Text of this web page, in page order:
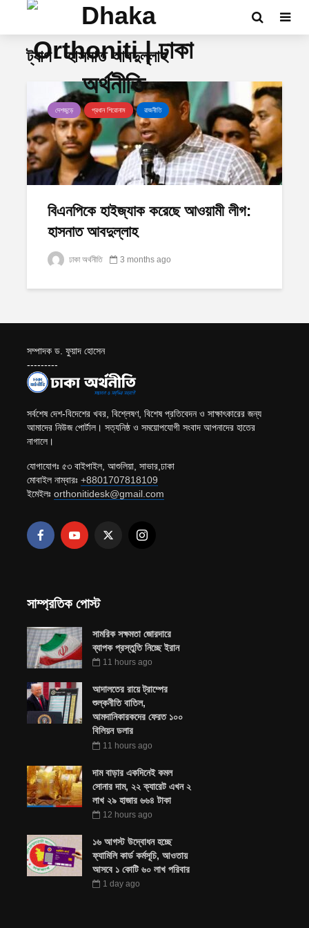
ট্যাগ - হাসনাত আবদুল্লাহ
দেশজুড়ে প্রধান শিরোনাম রাজনীতি
বিএনপিকে হাইজ্যাক করেছে আওয়ামী লীগ:
হাসনাত আবদুল্লাহ
ঢাকা অর্থনীতি 3 months ago
সম্পাদক ড. ফুয়াদ হোসেন
---------
সর্বশেষ দেশ-বিদেশের খবর, বিশ্লেষণ, বিশেষ প্রতিবেদন ও সাক্ষাৎকারের জন্য
আমাদের নিউজ পোর্টাল। সত্যনিষ্ঠ ও সময়োপযোগী সংবাদ আপনাদের হাতের
নাগালে।
যোগাযোগঃ ৫৩ বাইপাইল, আশুলিয়া, সাভার,ঢাকা
মোবাইল নাম্বারঃ +8801707818109
ইমেইলঃ orthonitidesk@gmail.com
সাম্প্রতিক পোস্ট
সামরিক সক্ষমতা জোরদারে
ব্যাপক প্রস্তুতি নিচ্ছে ইরান
11 hours ago
আদালতের রায়ে ট্রাম্পের
শুল্কনীতি বাতিল,
আমদানিকারকদের ফেরত ১০০
বিলিয়ন ডলার
11 hours ago
দাম বাড়ার একদিনেই কমল
সোনার দাম, ২২ ক্যারেট এখন ২
লাখ ২৯ হাজার ৬৬৪ টাকা
12 hours ago
১৬ আগস্ট উদ্বোধন হচ্ছে
ফ্যামিলি কার্ড কর্মসূচি, আওতায়
আসবে ১ কোটি ৬০ লাখ পরিবার
1 day ago